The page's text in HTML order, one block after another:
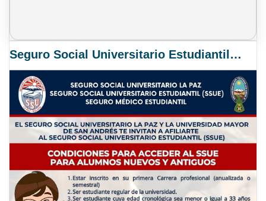
Seguro Social Universitario Estudiantil SSUE